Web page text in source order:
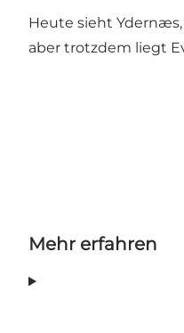
Heute sieht
aber trotzdem liegt
Mehr erfahren